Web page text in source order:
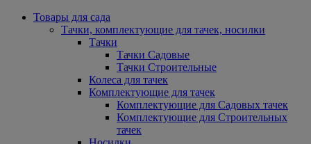
Товары для сада
Тачки, комплектующие для тачек, носилки
Тачки
Тачки Садовые
Тачки Строительные
Колеса для тачек
Комплектующие для тачек
Комплектующие для Садовых тачек
Комплектующие для Строительных
тачек